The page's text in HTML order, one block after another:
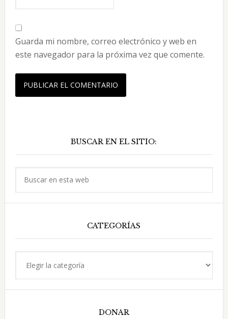
Guarda mi nombre, correo electrónico y web en
este navegador para la próxima vez que comente.
principal
BUSCAR EN EL SITIO:
CATEGORÍAS
DONAR